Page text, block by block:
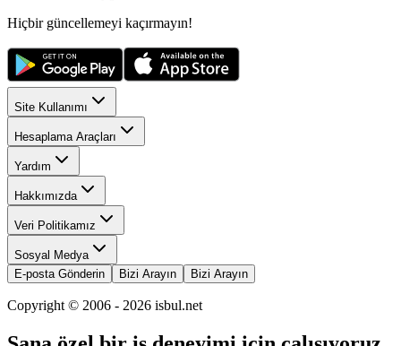
Hiçbir güncellemeyi kaçırmayın!
Site Kullanımı
Hesaplama Araçları
Yardım
Hakkımızda
Veri Politikamız
Sosyal Medya
E-posta Gönderin
Bizi Arayın Bizi Arayın
Copyright © 2006 - 2026 isbul.net